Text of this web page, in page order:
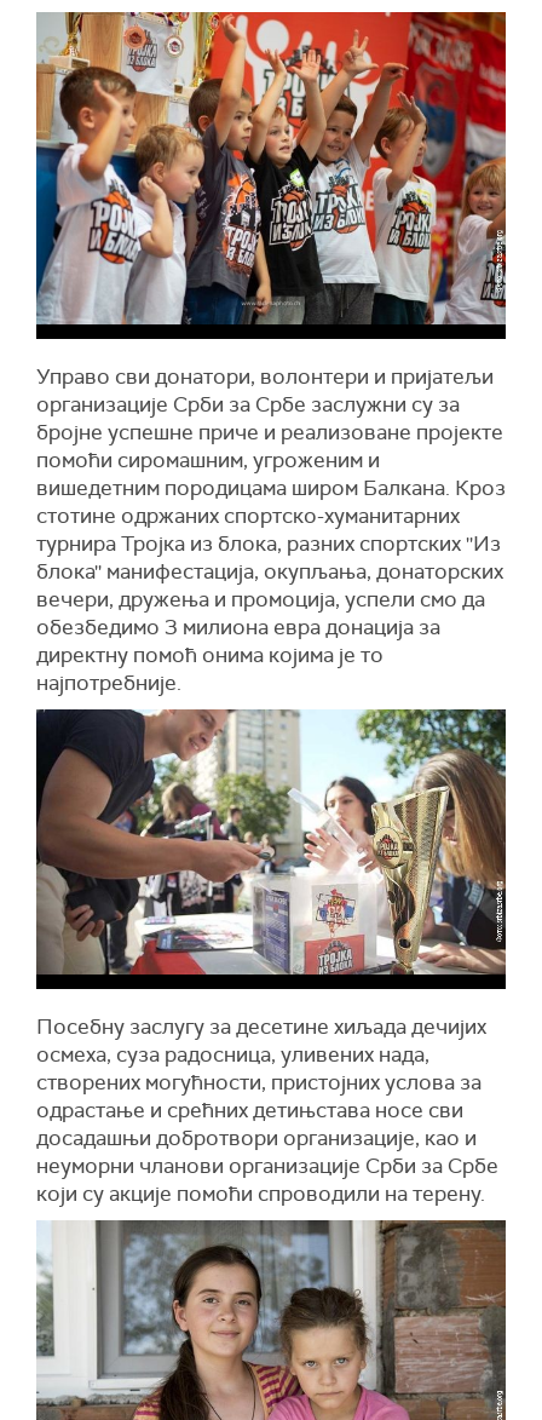
Управо сви донатори, волонтери и пријатељи
организације Срби за Србе заслужни су за
бројне успешне приче и реализоване пројекте
помоћи сиромашним, угроженим и
вишедетним породицама широм Балкана. Кроз
стотине одржаних спортско-хуманитарних
турнира Тројка из блока, разних спортских ''Из
блока'' манифестација, окупљања, донаторских
вечери, дружења и промоција, успели смо да
обезбедимо 3 милиона евра донација за
директну помоћ онима којима је то
најпотребније.
Посебну заслугу за десетине хиљада дечијих
осмеха, суза радосница, уливених нада,
створених могућности, пристојних услова за
одрастање и срећних детињстава носе сви
досадашњи добротвори организације, као и
неуморни чланови организације Срби за Србе
који су акције помоћи спроводили на терену.